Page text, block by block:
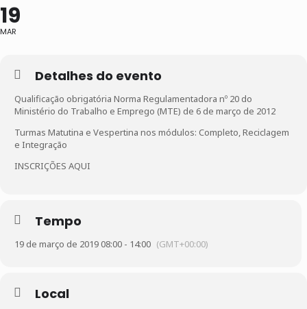
19
MAR
Detalhes do evento
Qualificação obrigatória Norma Regulamentadora nº 20 do
Ministério do Trabalho e Emprego (MTE) de 6 de março de 2012
Turmas Matutina e Vespertina nos módulos: Completo, Reciclagem
e Integração
INSCRIÇÕES AQUI
Tempo
19 de março de 2019 08:00 - 14:00 (GMT+00:00)
Local